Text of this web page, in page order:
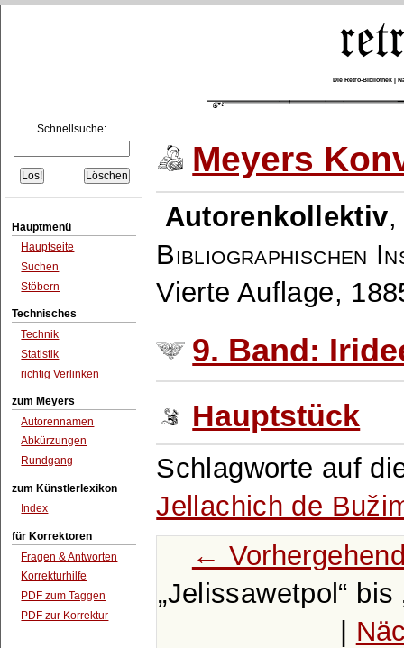
Die Retro-Bibliothek |
Schnellsuche:
Hauptmenü
Hauptseite
Suchen
Stöbern
Technisches
Technik
Statistik
richtig Verlinken
zum Meyers
Autorennamen
Abkürzungen
Rundgang
zum Künstlerlexikon
Index
für Korrektoren
Fragen & Antworten
Korrekturhilfe
PDF zum Taggen
PDF zur Korrektur
Meyers
Autorenkollektiv
Bibliographischen
Vierte Auflage,
9. Band:
Hauptstück
Schlagworte auf
Jellachich de
←
Jelissawetpol
bis